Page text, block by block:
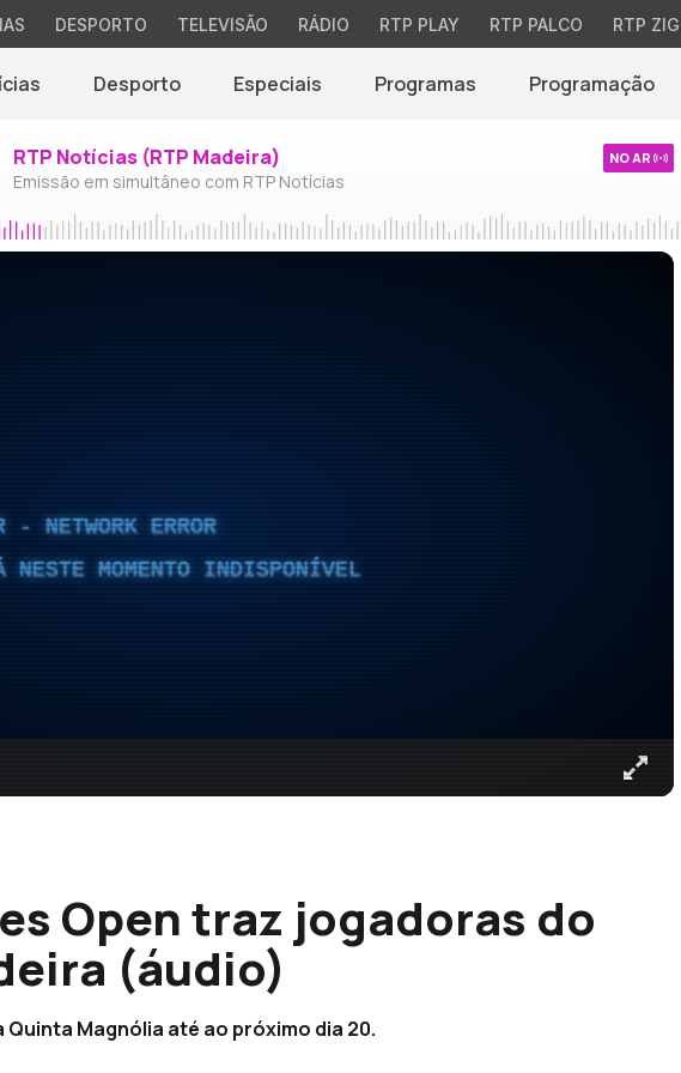
DESPORTO TELEVISÃO RÁDIO RTP PLAY RTP PALCO RTP
Desporto Especiais Programas Programação
RTP Notícias (RTP Madeira)
Emissão em simultâneo com RTP Notícias
NO AR
NETWORK ERROR
NESTE MOMENTO INDISPONÍVEL
Open traz jogadoras do
(áudio)
Magnólia até ao próximo dia 20.